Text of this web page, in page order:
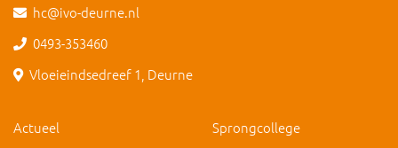
hc@ivo-deurne.nl
0493-353460
Vloeieindsedreef 1, Deurne
Actueel
Sprongcollege